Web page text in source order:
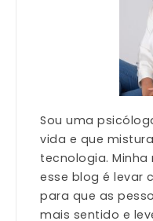
Sou uma
vida e que
tecnologia.
esse blog é levar
para que as
mais sentido e